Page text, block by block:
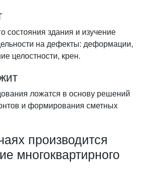
состояния здания и изучение
на дефекты: деформации,
целостности, крен.
ложатся в основу решений
и формирования сметных
производится
многоквартирного